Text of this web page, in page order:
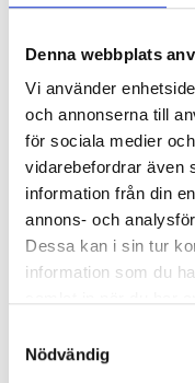
Denna webbplats
Vi använder
och annonserna till
för sociala medier
vidarebefordrar även
information från din
annons- och
Dessa kan i sin tur
information som du
Nödvändig
Lönerna –
Så mycket